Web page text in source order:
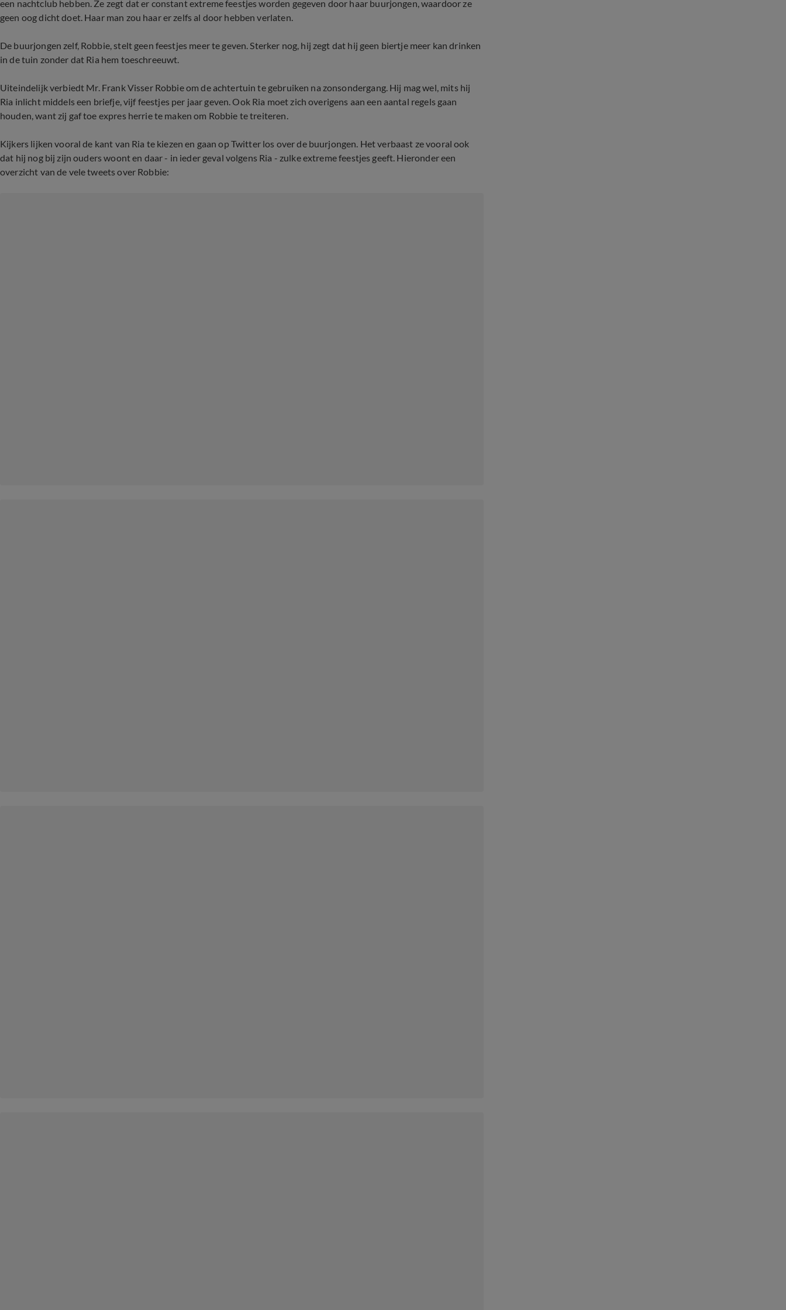
een nachtclub hebben. Ze zegt dat er constant extreme feestjes worden gegeven door haar buurjongen, waardoor ze
geen oog dicht doet. Haar man zou haar er zelfs al door hebben verlaten.
De buurjongen zelf, Robbie, stelt geen feestjes meer te geven. Sterker nog, hij zegt dat hij geen biertje meer kan drinken
in de tuin zonder dat Ria hem toeschreeuwt.
Uiteindelijk verbiedt Mr. Frank Visser Robbie om de achtertuin te gebruiken na zonsondergang. Hij mag wel, mits hij
Ria inlicht middels een briefje, vijf feestjes per jaar geven. Ook Ria moet zich overigens aan een aantal regels gaan
houden, want zij gaf toe expres herrie te maken om Robbie te treiteren.
Kijkers lijken vooral de kant van Ria te kiezen en gaan op Twitter los over de buurjongen. Het verbaast ze vooral ook
dat hij nog bij zijn ouders woont en daar - in ieder geval volgens Ria - zulke extreme feestjes geeft. Hieronder een
overzicht van de vele tweets over Robbie: